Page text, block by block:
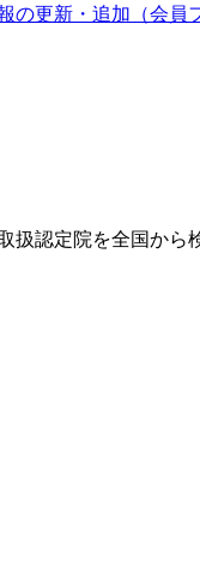
の更新・追加（会員
認定院を全国から